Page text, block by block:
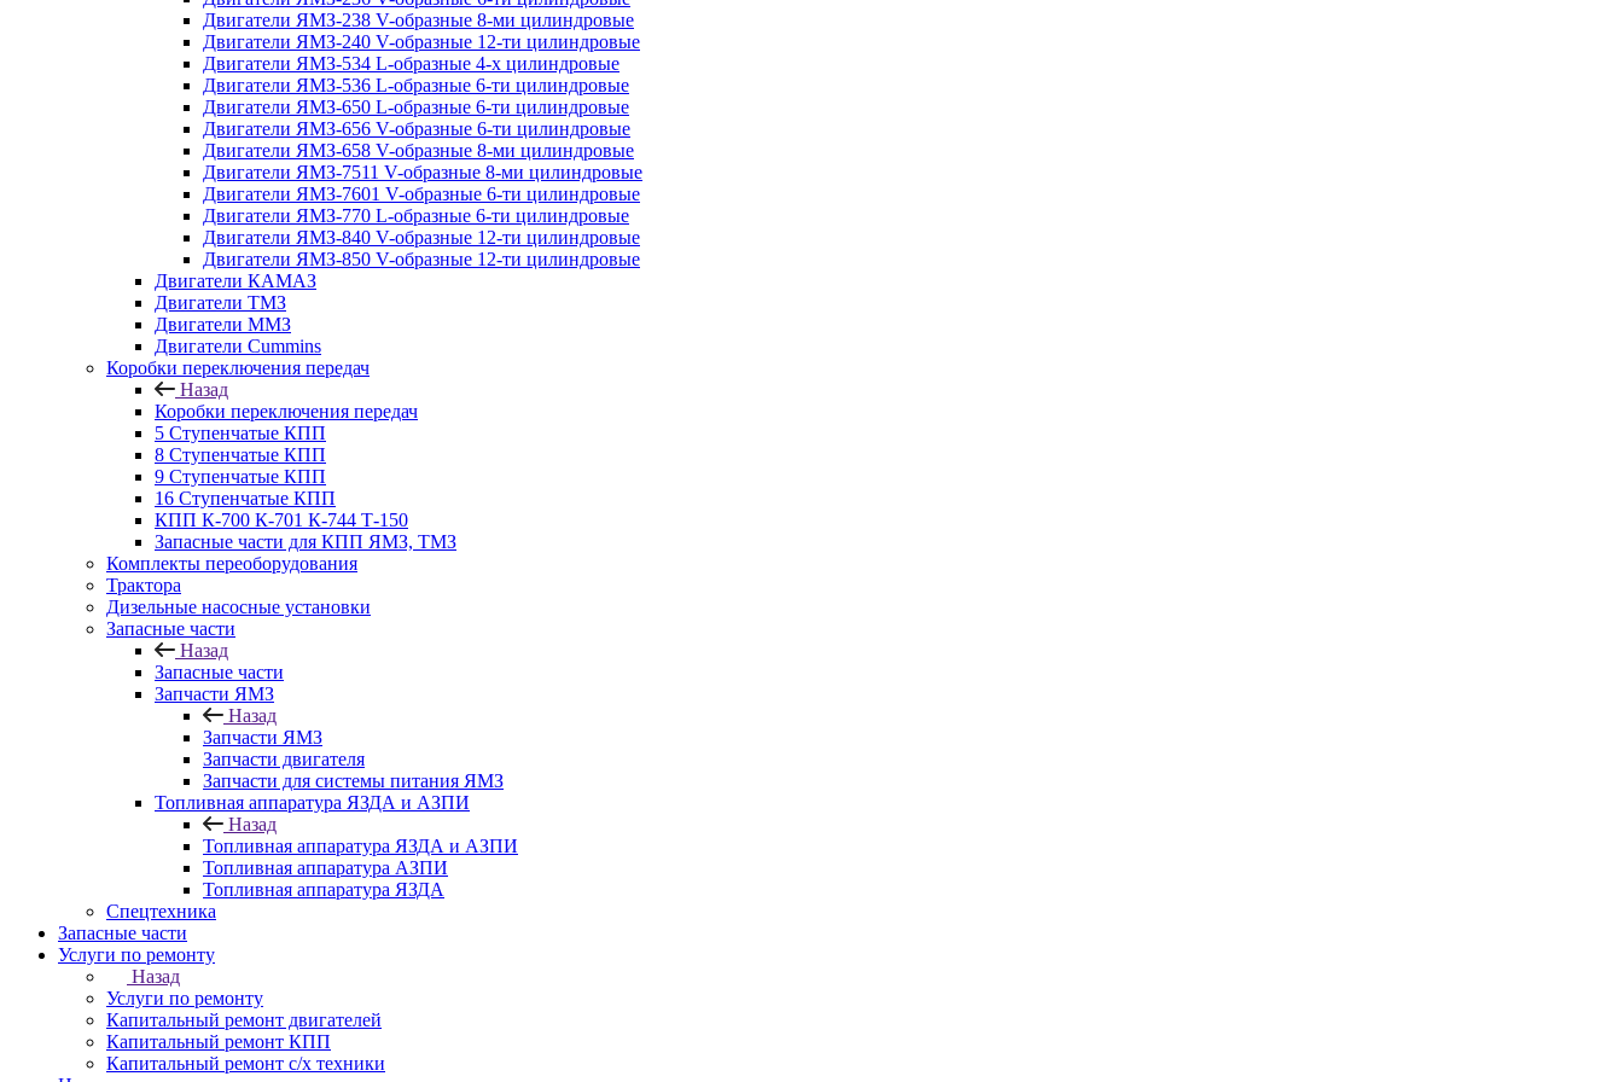
Двигатели ЯМЗ-238 V-образные 8-ми цилиндровые
Двигатели ЯМЗ-240 V-образные 12-ти цилиндровые
Двигатели ЯМЗ-534 L-образные 4-х цилиндровые
Двигатели ЯМЗ-536 L-образные 6-ти цилиндровые
Двигатели ЯМЗ-650 L-образные 6-ти цилиндровые
Двигатели ЯМЗ-656 V-образные 6-ти цилиндровые
Двигатели ЯМЗ-658 V-образные 8-ми цилиндровые
Двигатели ЯМЗ-7511 V-образные 8-ми цилиндровые
Двигатели ЯМЗ-7601 V-образные 6-ти цилиндровые
Двигатели ЯМЗ-770 L-образные 6-ти цилиндровые
Двигатели ЯМЗ-840 V-образные 12-ти цилиндровые
Двигатели ЯМЗ-850 V-образные 12-ти цилиндровые
Двигатели КАМАЗ
Двигатели ТМЗ
Двигатели ММЗ
Двигатели Cummins
Коробки переключения передач
Назад
Коробки переключения передач
5 Ступенчатые КПП
8 Ступенчатые КПП
9 Ступенчатые КПП
16 Ступенчатые КПП
КПП К-700 К-701 К-744 Т-150
Запасные части для КПП ЯМЗ, ТМЗ
Комплекты переоборудования
Трактора
Дизельные насосные установки
Запасные части
Назад
Запасные части
Запчасти ЯМЗ
Назад
Запчасти ЯМЗ
Запчасти двигателя
Запчасти для системы питания ЯМЗ
Топливная аппаратура ЯЗДА и АЗПИ
Назад
Топливная аппаратура ЯЗДА и АЗПИ
Топливная аппаратура АЗПИ
Топливная аппаратура ЯЗДА
Спецтехника
Запасные части
Услуги по ремонту
Назад
Услуги по ремонту
Капитальный ремонт двигателей
Капитальный ремонт КПП
Капитальный ремонт с/х техники